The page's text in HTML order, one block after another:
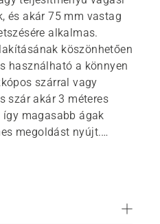
és akár 75 mm vastag
alkalmas.
köszönhetően
használható a könnyen
szárral vagy
szár akár 3 méteres
magasabb ágak
megoldást nyújt.
részletekkel,
a mellékelt, egyedi